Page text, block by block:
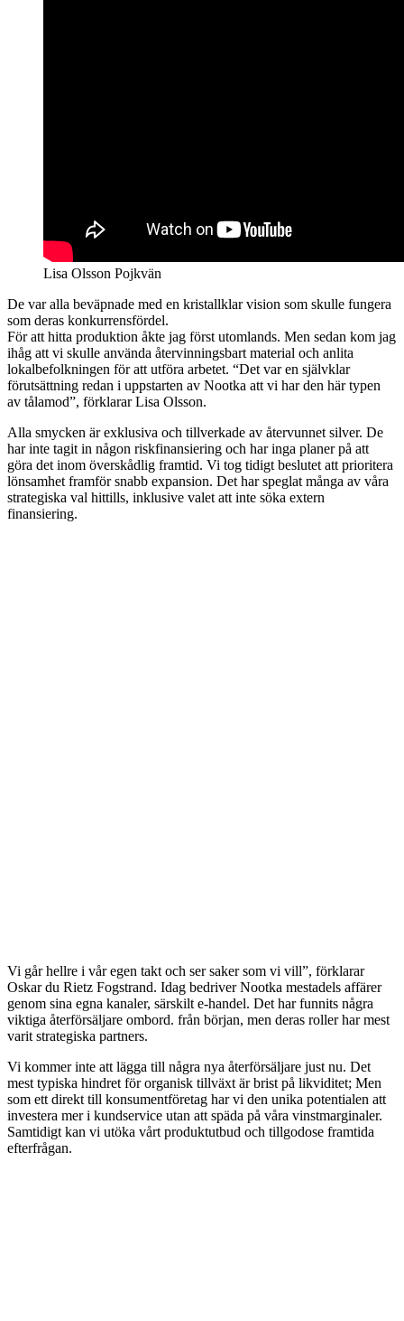
Lisa Olsson Pojkvän
De var alla beväpnade med en kristallklar vision som skulle fungera
som deras konkurrensfördel.
För att hitta produktion åkte jag först utomlands. Men sedan kom jag
ihåg att vi skulle använda återvinningsbart material och anlita
lokalbefolkningen för att utföra arbetet. “Det var en självklar
förutsättning redan i uppstarten av Nootka att vi har den här typen
av tålamod”, förklarar Lisa Olsson.
Alla smycken är exklusiva och tillverkade av återvunnet silver. De
har inte tagit in någon riskfinansiering och har inga planer på att
göra det inom överskådlig framtid. Vi tog tidigt beslutet att prioritera
lönsamhet framför snabb expansion. Det har speglat många av våra
strategiska val hittills, inklusive valet att inte söka extern
finansiering.
Vi går hellre i vår egen takt och ser saker som vi vill”, förklarar
Oskar du Rietz Fogstrand. Idag bedriver Nootka mestadels affärer
genom sina egna kanaler, särskilt e-handel. Det har funnits några
viktiga återförsäljare ombord. från början, men deras roller har mest
varit strategiska partners.
Vi kommer inte att lägga till några nya återförsäljare just nu. Det
mest typiska hindret för organisk tillväxt är brist på likviditet; Men
som ett direkt till konsumentföretag har vi den unika potentialen att
investera mer i kundservice utan att späda på våra vinstmarginaler.
Samtidigt kan vi utöka vårt produktutbud och tillgodose framtida
efterfrågan.